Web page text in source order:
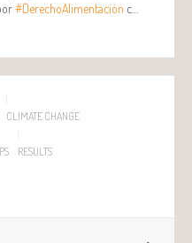
#DerechoAlimentación c…
CLIMATE CHANGE
RESULTS